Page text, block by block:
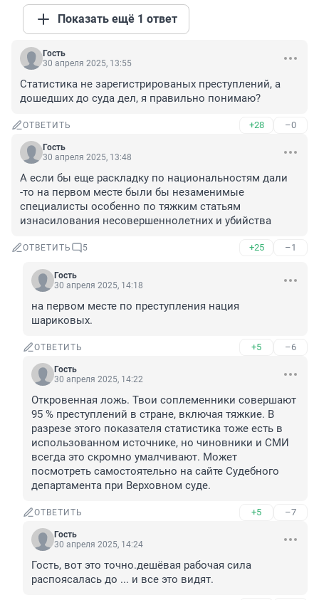
Показать ещё 1 ответ
Гость
30 апреля 2025, 13:55
Статистика не зарегистрированых преступлений, а
дошедших до суда дел, я правильно понимаю?
ОТВЕТИТЬ +28 –0
Гость
30 апреля 2025, 13:48
А если бы еще раскладку по национальностям дали
-то на первом месте были бы незаменимые
специалисты особенно по тяжким статьям
изнасилования несовершеннолетних и убийства
ОТВЕТИТЬ 5 +25 –1
Гость
30 апреля 2025, 14:18
на первом месте по преступления нация
шариковых.
ОТВЕТИТЬ +5 –6
Гость
30 апреля 2025, 14:22
Откровенная ложь. Твои соплеменники совершают
95 % преступлений в стране, включая тяжкие. В
разрезе этого показателя статистика тоже есть в
использованном источнике, но чиновники и СМИ
всегда это скромно умалчивают. Может
посмотреть самостоятельно на сайте Судебного
департамента при Верховном суде.
ОТВЕТИТЬ +5 –7
Гость
30 апреля 2025, 14:24
Гость, вот это точно.дешёвая рабочая сила
распоясалась до ... и все это видят.